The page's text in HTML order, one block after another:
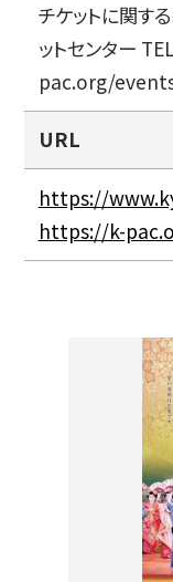
チケットに関
ットセンター
pac.org/
URL
https://
https://k-